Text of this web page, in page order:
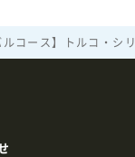
ルコース】トルコ・シ